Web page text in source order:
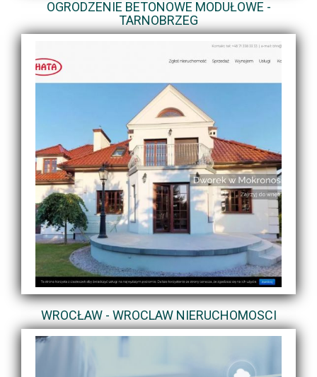
OGRODZENIE BETONOWE MODUŁOWE -
TARNOBRZEG
WROCŁAW - WROCLAW NIERUCHOMOSCI